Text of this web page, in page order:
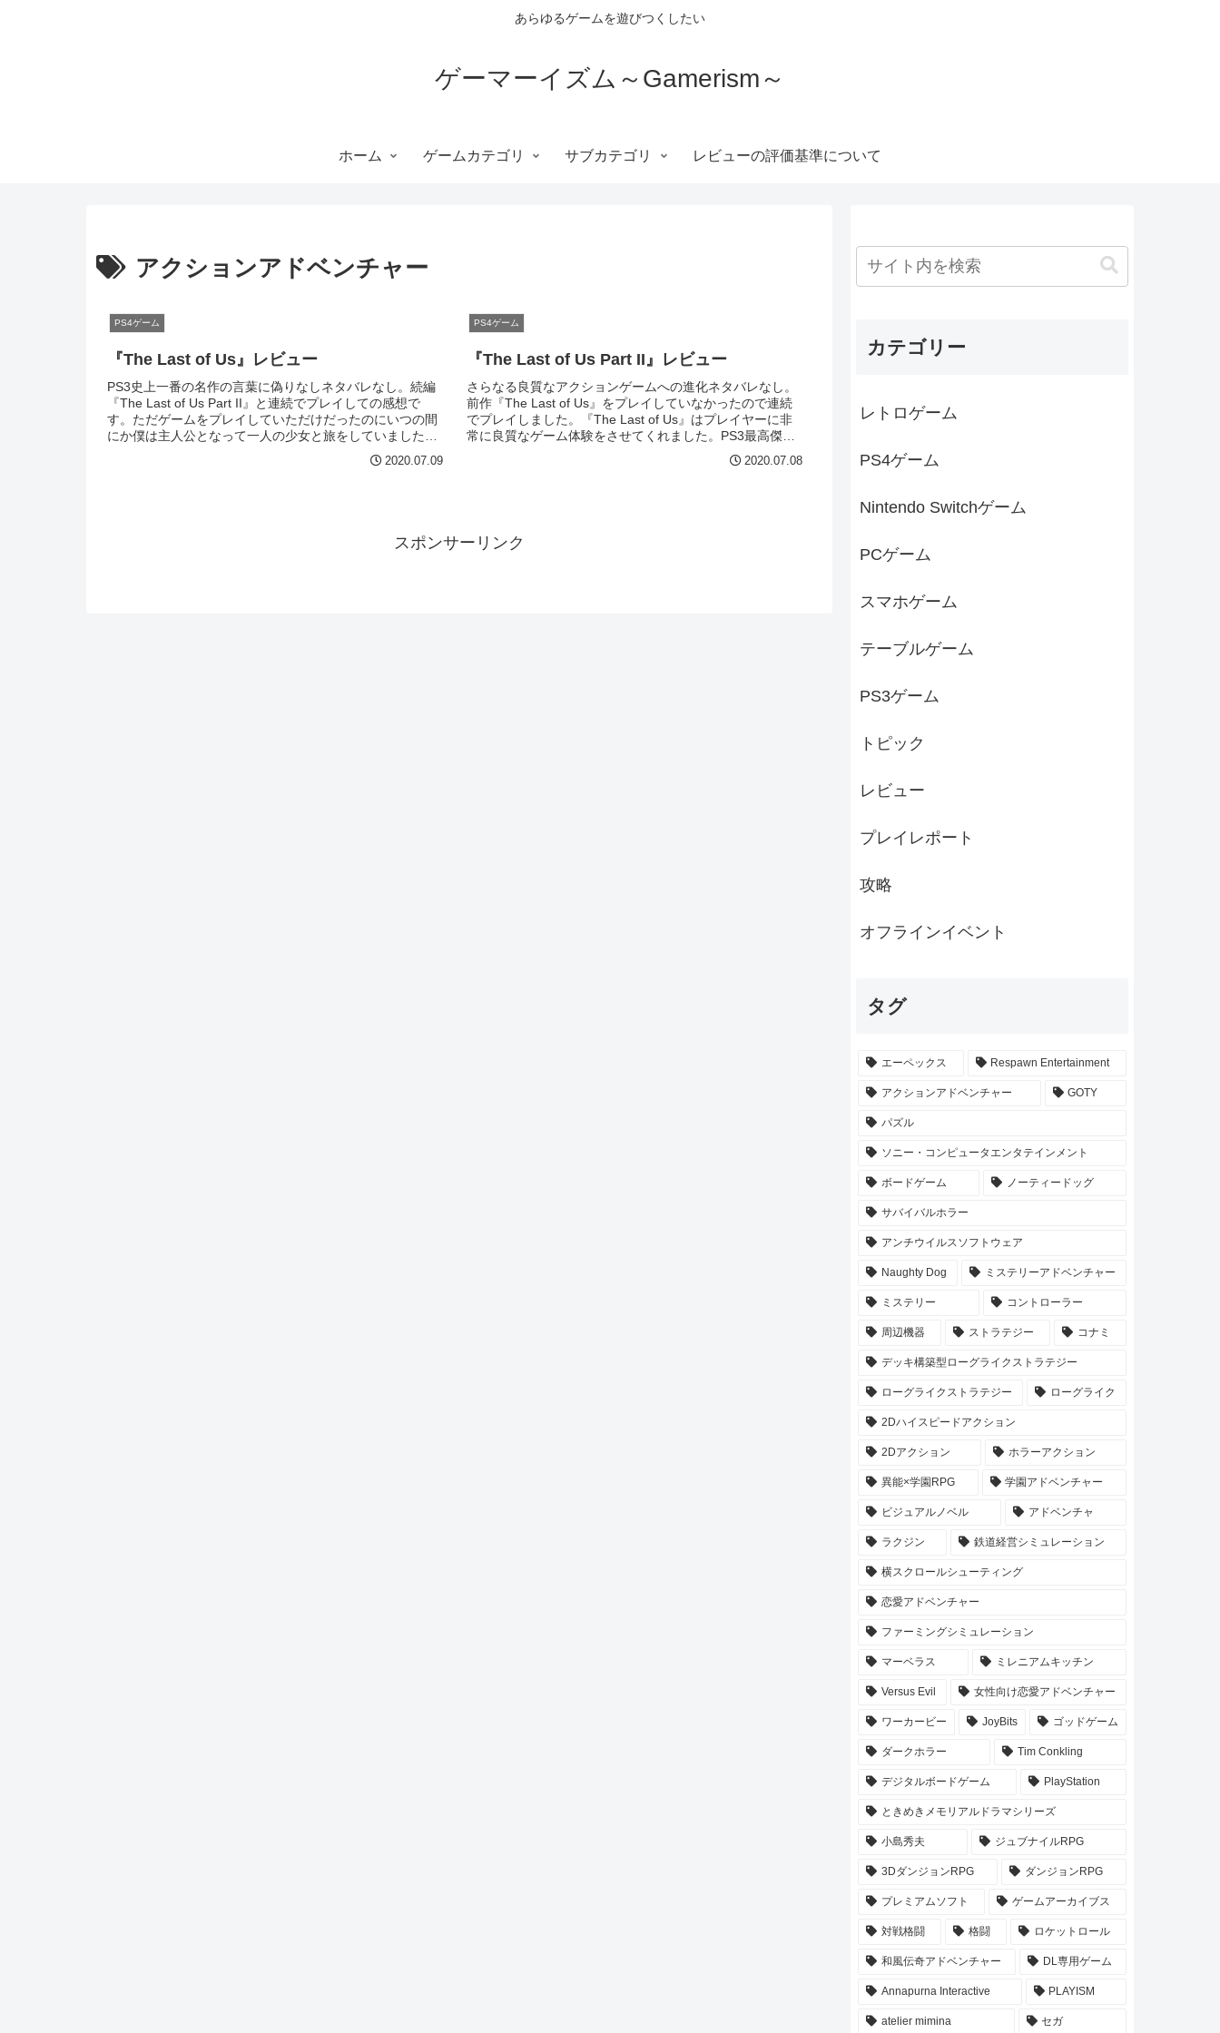
あらゆるゲームを遊びつくしたい
ゲーマーイズム～Gamerism～
ホーム ゲームカテゴリ サブカテゴリ レビューの評価基準について
アクションアドベンチャー
PS4ゲーム
『The Last of Us』レビュー
PS3史上一番の名作の言葉に偽りなしネタバレなし。続編
『The Last of Us Part II』と連続でプレイしての感想で
す。ただゲームをプレイしていただけだったのにいつの間
にか僕は主人公となって一人の少女と旅をしていました。
2020.07.09
PS4ゲーム
『The Last of Us Part II』レビュー
さらなる良質なアクションゲームへの進化ネタバレなし。
前作『The Last of Us』をプレイしていなかったので連続
でプレイしました。『The Last of Us』はプレイヤーに非
常に良質なゲーム体験をさせてくれました。PS3最高傑作
2020.07.08
スポンサーリンク
カテゴリー
レトロゲーム
PS4ゲーム
Nintendo Switchゲーム
PCゲーム
スマホゲーム
テーブルゲーム
PS3ゲーム
トピック
レビュー
プレイレポート
攻略
オフラインイベント
タグ
エーペックス Respawn Entertainment
アクションアドベンチャー GOTY
パズル
ソニー・コンピュータエンタテインメント
ボードゲーム ノーティードッグ
サバイバルホラー
アンチウイルスソフトウェア
Naughty Dog ミステリーアドベンチャー
ミステリー コントローラー
周辺機器 ストラテジー コナミ
デッキ構築型ローグライクストラテジー
ローグライクストラテジー ローグライク
2Dハイスピードアクション
2Dアクション ホラーアクション
異能×学園RPG 学園アドベンチャー
ビジュアルノベル アドベンチャ
ラクジン 鉄道経営シミュレーション
横スクロールシューティング
恋愛アドベンチャー
ファーミングシミュレーション
マーベラス ミレニアムキッチン
Versus Evil 女性向け恋愛アドベンチャー
ワーカービー JoyBits ゴッドゲーム
ダークホラー Tim Conkling
デジタルボードゲーム PlayStation
ときめきメモリアルドラマシリーズ
小島秀夫 ジュブナイルRPG
3DダンジョンRPG ダンジョンRPG
プレミアムソフト ゲームアーカイブス
対戦格闘 格闘 ロケットロール
和風伝奇アドベンチャー DL専用ゲーム
Annapurna Interactive PLAYISM
atelier mimina セガ